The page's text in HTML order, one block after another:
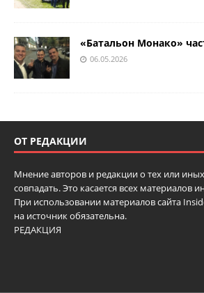
«Батальон Монако»
06.05.2026
ОТ РЕДАКЦИИ
Мнение авторов и редакции о тех или
совпадать. Это касается всех материалов
При использовании материалов сайта
на источник обязательна.
РЕДАКЦИЯ